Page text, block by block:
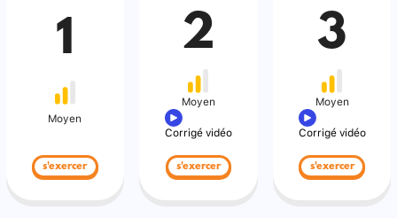
1
Moyen
s'exercer
2
Moyen
Corrigé vidéo
s'exercer
3
Moyen
Corrigé vidéo
s'exercer